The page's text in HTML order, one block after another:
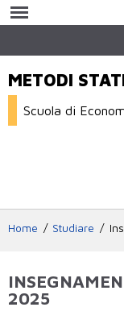
METODI
Scuola di
Home Studiare
2025